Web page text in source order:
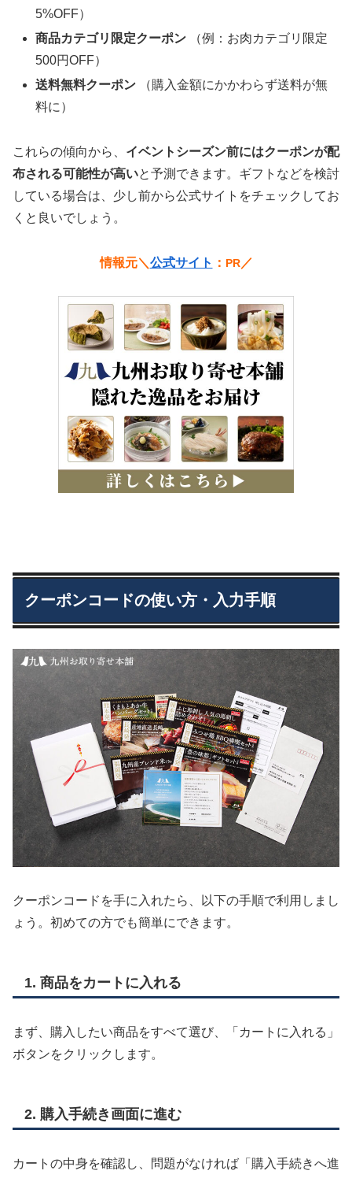
5%OFF）
商品カテゴリ限定クーポン （例：お肉カテゴリ限定
500円OFF）
送料無料クーポン （購入金額にかかわらず送料が無
料に）
これらの傾向から、 イベントシーズン前にはクーポンが配
布される可能性が高いと予測できます。ギフトなどを検討
している場合は、少し前から公式サイトをチェックしてお
くと良いでしょう。
情報元＼ 公式サイト ： PR／
クーポンコードの使い方・入力手順
クーポンコードを手に入れたら、以下の手順で利用しまし
ょう。初めての方でも簡単にできます。
1. 商品をカートに入れる
まず、購入したい商品をすべて選び、「カートに入れる」
ボタンをクリックします。
2. 購入手続き画面に進む
カートの中身を確認し、問題がなければ「購入手続きへ進